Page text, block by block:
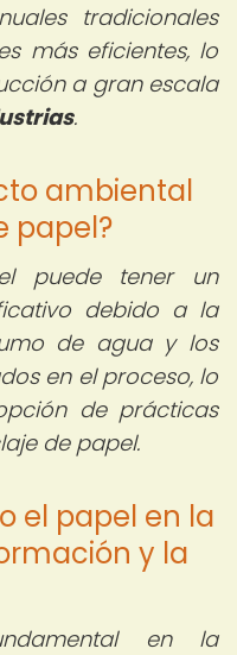
tradicionales
más eficientes, lo
a gran escala
.
ambiental
papel?
puede tener un
debido a la
de agua y los
en el proceso, lo
de prácticas
de papel.
el papel en la
y la
en la